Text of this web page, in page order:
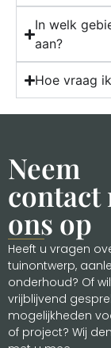
In welk
aan?
Hoe vraag
Neem
contact
ons op
Heeft u vragen
tuinontwerp,
onderhoud? Of
vrijblijvend
mogelijkheden
of project? Wij